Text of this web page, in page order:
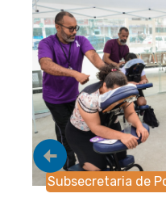
Subsecretaria de